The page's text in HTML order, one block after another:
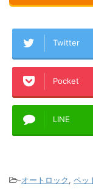
Twitter
Pocket
LINE
-オートロック, ペッ